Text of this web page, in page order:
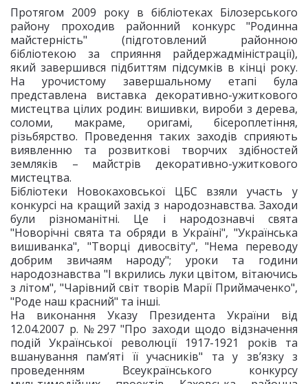
Протягом 2009 року в бібліотеках Білозерського
району проходив районний конкурс "Родинна
майстерність" (підготовлений районною
бібліотекою за сприяння райдержадміністрації),
який завершився підбиттям підсумків в кінці року.
На урочистому завершальному етапі була
представлена виставка декоративно-ужиткового
мистецтва цілих родин: вишивки, вироби з дерева,
соломи, макраме, оригамі, бісероплетіння,
різьбярство. Проведення таких заходів сприяють
виявленню та розвиткові творчих здібностей
земляків – майстрів декоративно-ужиткового
мистецтва.
Бібліотеки Новокаховської ЦБС взяли участь у
конкурсі на кращий захід з народознавства. Заходи
були різноманітні. Це і народознавчі свята
"Новорічні свята та обряди в Україні", "Українська
вишиванка", "Творці дивосвіту", "Нема переводу
добрим звичаям народу"; уроки та години
народознавства "І вкрились луки цвітом, вітаючись
з літом", "Чарівний світ творів Марії Приймаченко",
"Роде наш красний" та інші.
На виконання Указу Президента України від
12.04.2007 р. №297 "Про заходи щодо відзначення
подій Української революції 1917-1921 років та
вшанування пам’яті її учасників" та у зв’язку з
проведенням Всеукраїнського конкурсу